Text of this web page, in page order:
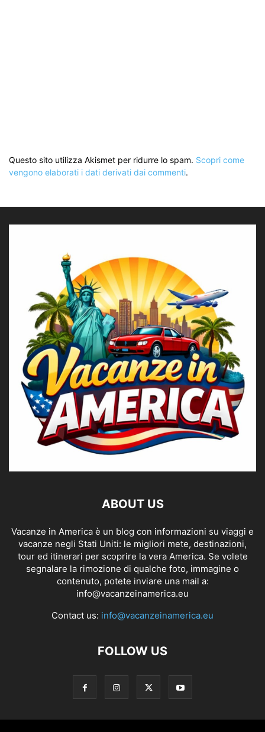
Questo sito utilizza Akismet per ridurre lo spam. Scopri come
vengono elaborati i dati derivati dai commenti.
ABOUT US
Vacanze in America è un blog con informazioni su viaggi e
vacanze negli Stati Uniti: le migliori mete, destinazioni,
tour ed itinerari per scoprire la vera America. Se volete
segnalare la rimozione di qualche foto, immagine o
contenuto, potete inviare una mail a:
info@vacanzeinamerica.eu
Contact us: info@vacanzeinamerica.eu
FOLLOW US